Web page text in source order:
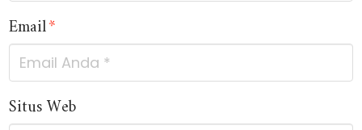
Email*
Situs Web